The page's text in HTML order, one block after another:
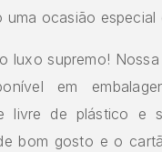
uma ocasião
luxo supremo!
em
livre de plástico e
bom gosto e o